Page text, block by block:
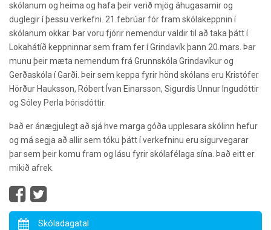
skólanum og heima og hafa þeir verið mjög áhugasamir og
duglegir í þessu verkefni. 21.febrúar fór fram skólakeppnin í
skólanum okkar. Þar voru fjórir nemendur valdir til að taka þátt í
Lokahátíð keppninnar sem fram fer í Grindavík þann 20.mars. Þar
munu þeir mæta nemendum frá Grunnskóla Grindavíkur og
Gerðaskóla í Garði. Þeir sem keppa fyrir hönd skólans eru Kristófer
Hörður Hauksson, Róbert Ívan Einarsson, Sigurdís Unnur Ingudóttir
og Sóley Perla Þórisdóttir.
Það er ánægjulegt að sjá hve marga góða upplesara skólinn hefur
og má segja að allir sem tóku þátt í verkefninu eru sigurvegarar
þar sem þeir komu fram og lásu fyrir skólafélaga sína. Það eitt er
mikið afrek.
Skóladagatal